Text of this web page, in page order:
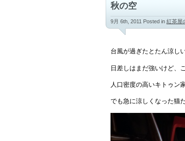
秋の空
9月 6th, 2011 Posted in 紅茶屋
台風が過ぎたとたん涼し
日差しはまだ強いけど、
人口密度の高いキトゥン
でも急に涼しくなった猫